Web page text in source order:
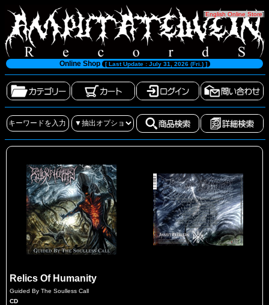
[English Online Store]
Online Shop [ Last Update : July 31, 2026 (Fri.) ]
Relics Of Humanity
Guided By The Soulless Call
CD